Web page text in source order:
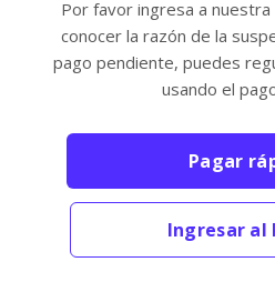
Por favor ingresa a
conocer la razón de la
pago pendiente, puedes
usando el
Pagar
Ingresar al